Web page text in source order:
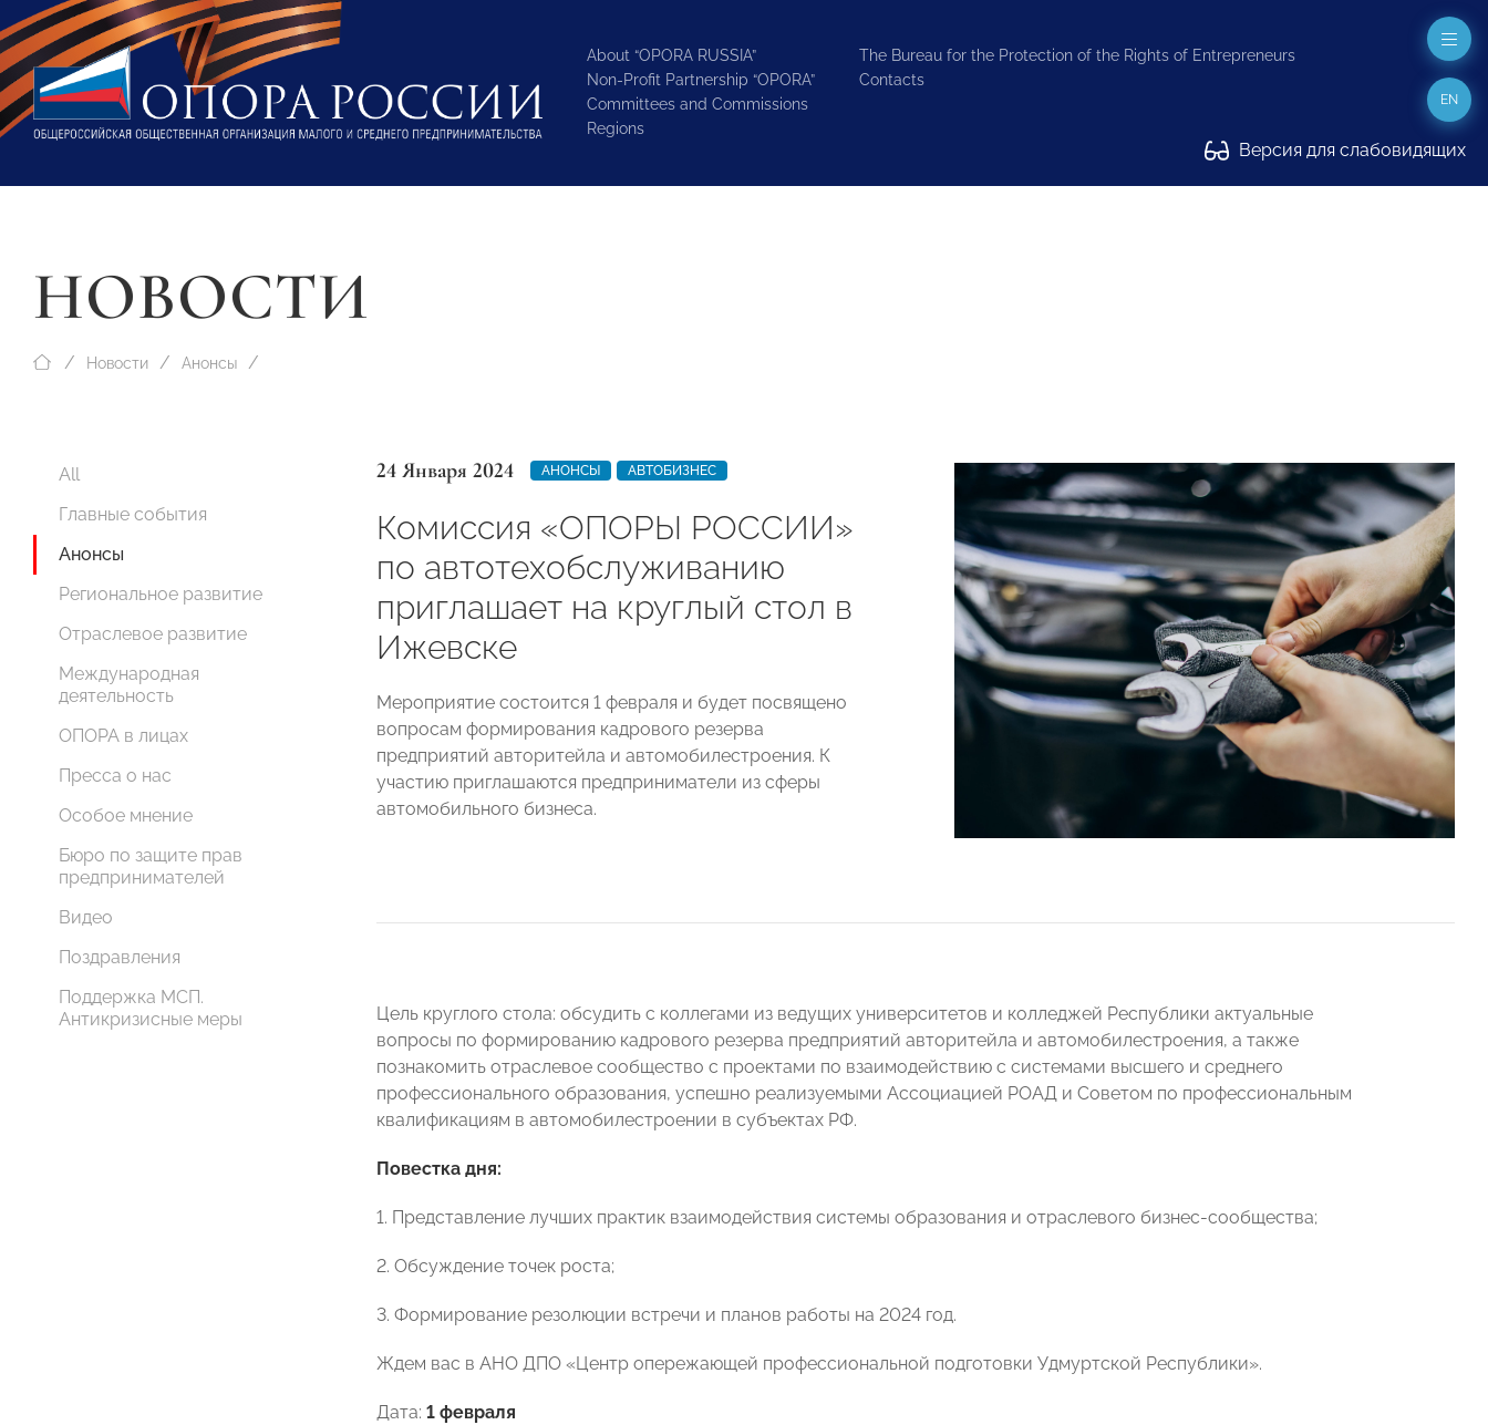
About “OPORA RUSSIA”
Non-Profit Partnership “OPORA”
Committees and Commissions
Regions
The Bureau for the Protection of the Rights of Entrepreneurs
Contacts
Версия для слабовидящих
EN
НОВОСТИ
Новости Анонсы
All
Главные события
Анонсы
Региональное развитие
Отраслевое развитие
Международная
деятельность
ОПОРА в лицах
Пресса о нас
Особое мнение
Бюро по защите прав
предпринимателей
Видео
Поздравления
Поддержка МСП.
Антикризисные меры
24 Января 2024 АНОНСЫ АВТОБИЗНЕС
Комиссия «ОПОРЫ РОССИИ»
по автотехобслуживанию
приглашает на круглый стол в
Ижевске
Мероприятие состоится 1 февраля и будет посвящено
вопросам формирования кадрового резерва
предприятий авторитейла и автомобилестроения. К
участию приглашаются предприниматели из сферы
автомобильного бизнеса.
Цель круглого стола: обсудить с коллегами из ведущих университетов и колледжей Республики актуальные
вопросы по формированию кадрового резерва предприятий авторитейла и автомобилестроения, а также
познакомить отраслевое сообщество с проектами по взаимодействию с системами высшего и среднего
профессионального образования, успешно реализуемыми Ассоциацией РОАД и Советом по профессиональным
квалификациям в автомобилестроении в субъектах РФ.
Повестка дня:
1. Представление лучших практик взаимодействия системы образования и отраслевого бизнес-сообщества;
2. Обсуждение точек роста;
3. Формирование резолюции встречи и планов работы на 2024 год.
Ждем вас в АНО ДПО «Центр опережающей профессиональной подготовки Удмуртской Республики».
Дата: 1 февраля